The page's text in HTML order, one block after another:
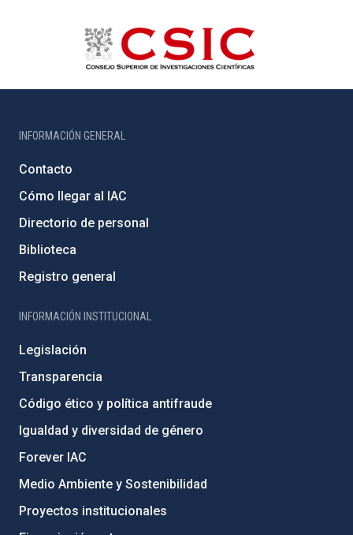
INFORMACIÓN GENERAL
Contacto
Cómo llegar al IAC
Directorio de personal
Biblioteca
Registro general
INFORMACIÓN INSTITUCIONAL
Legislación
Transparencia
Código ético y política antifraude
Igualdad y diversidad de género
Forever IAC
Medio Ambiente y Sostenibilidad
Proyectos institucionales